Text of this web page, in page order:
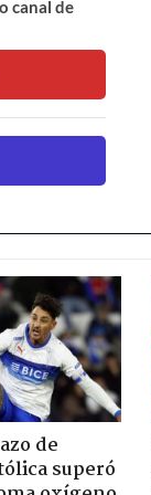
canal de
de
superó